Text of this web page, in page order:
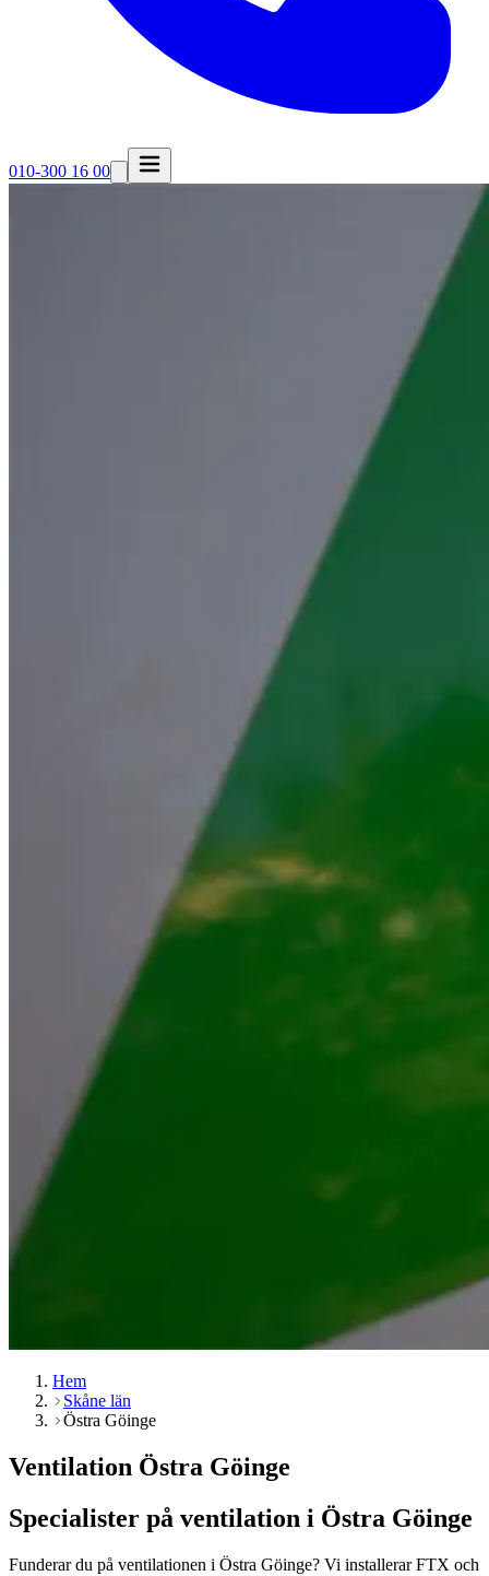
010-300 16 00
Hem
Skåne län
Östra Göinge
Ventilation Östra Göinge
Specialister på ventilation i Östra Göinge
Funderar du på ventilationen i Östra Göinge? Vi installerar FTX och